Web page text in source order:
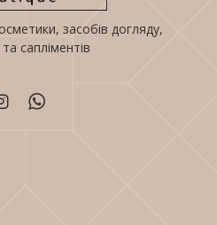
засобів догляду,
та сапліментів